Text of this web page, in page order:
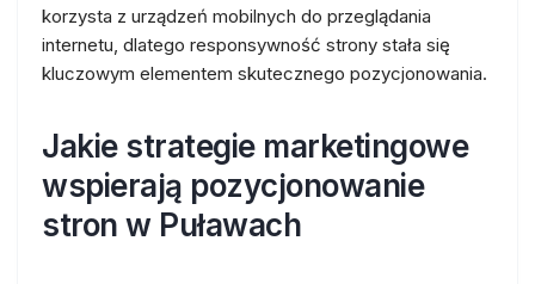
korzysta z urządzeń mobilnych do przeglądania
internetu, dlatego responsywność strony stała się
kluczowym elementem skutecznego pozycjonowania.
Jakie strategie marketingowe
wspierają pozycjonowanie
stron w Puławach